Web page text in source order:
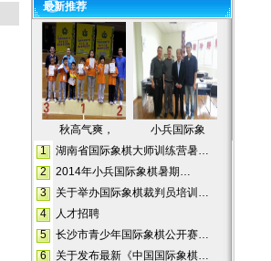
最新推荐
秋高气爽，
小兵国际象
1
湖南省国际象棋大师训练营暑…
2
2014年小兵国际象棋暑期…
3
关于举办国际象棋裁判员培训…
4
人才招聘
5
长沙市青少年国际象棋公开赛…
6
关于发布最新《中国国际象棋…